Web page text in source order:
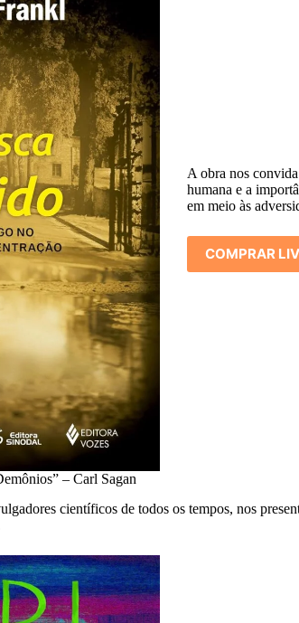
A obra nos
humana e a
em meio às
COMPRAR
– Carl Sagan
científicos de todos os tempos, nos